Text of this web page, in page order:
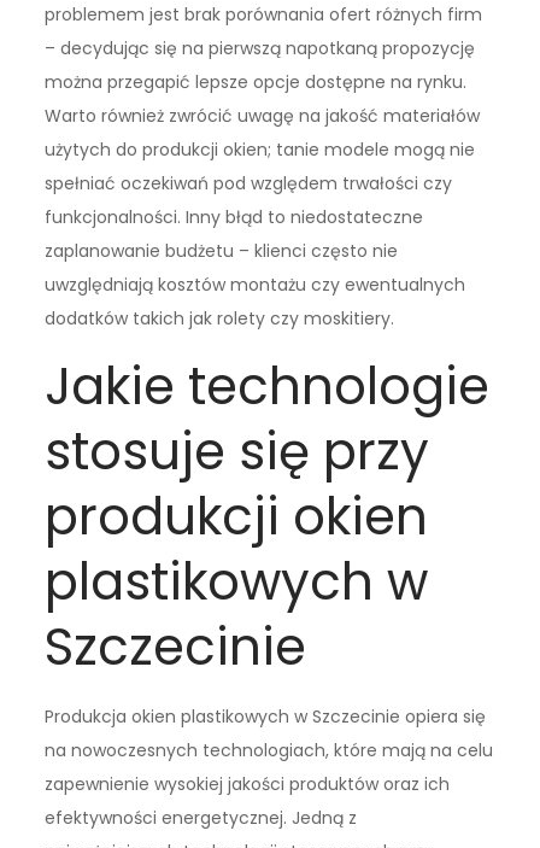
problemem jest brak porównania ofert różnych firm
– decydując się na pierwszą napotkaną propozycję
można przegapić lepsze opcje dostępne na rynku.
Warto również zwrócić uwagę na jakość materiałów
użytych do produkcji okien; tanie modele mogą nie
spełniać oczekiwań pod względem trwałości czy
funkcjonalności. Inny błąd to niedostateczne
zaplanowanie budżetu – klienci często nie
uwzględniają kosztów montażu czy ewentualnych
dodatków takich jak rolety czy moskitiery.
Jakie technologie
stosuje się przy
produkcji okien
plastikowych w
Szczecinie
Produkcja okien plastikowych w Szczecinie opiera się
na nowoczesnych technologiach, które mają na celu
zapewnienie wysokiej jakości produktów oraz ich
efektywności energetycznej. Jedną z